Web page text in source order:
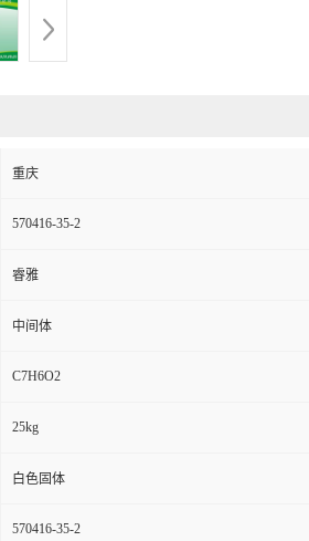
重庆
570416-35-2
睿雅
中间体
C7H6O2
25kg
白色固体
570416-35-2